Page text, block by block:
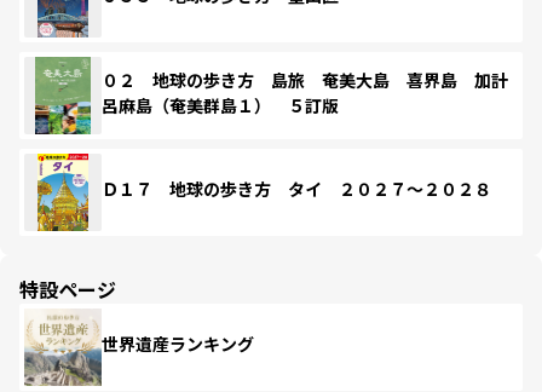
０２ 地球の歩き方 島旅 奄美大島 喜界島 加計
呂麻島（奄美群島１） ５訂版
Ｄ１７ 地球の歩き方 タイ ２０２７～２０２８
特設ページ
世界遺産ランキング